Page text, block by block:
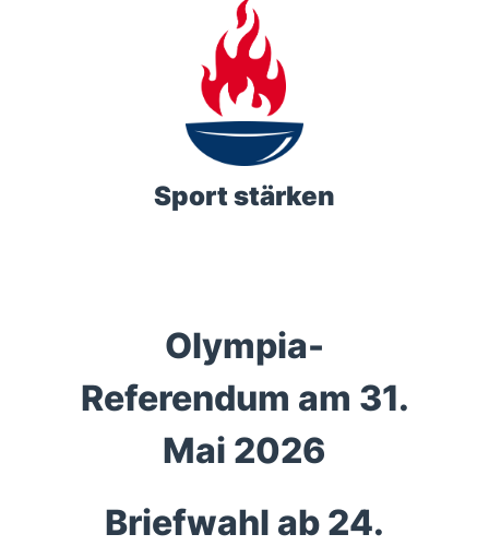
Sport stärken
Olympia-
Referendum am 31.
Mai 2026
Briefwahl ab 24.